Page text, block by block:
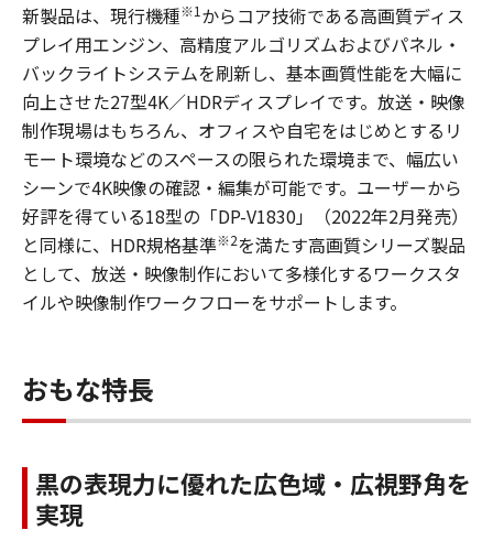
新製品は、現行機種※1 からコア技術である高画質ディス
プレイ用エンジン、高精度アルゴリズムおよびパネル・
バックライトシステムを刷新し、基本画質性能を大幅に
向上させた27型4K／HDRディスプレイです。放送・映像
制作現場はもちろん、オフィスや自宅をはじめとするリ
モート環境などのスペースの限られた環境まで、幅広い
シーンで4K映像の確認・編集が可能です。ユーザーから
好評を得ている18型の「DP-V1830」（2022年2月発売）
と同様に、HDR規格基準※2を満たす高画質シリーズ製品
として、放送・映像制作において多様化するワークスタ
イルや映像制作ワークフローをサポートします。
おもな特長
黒の表現力に優れた広色域・広視野角を
実現